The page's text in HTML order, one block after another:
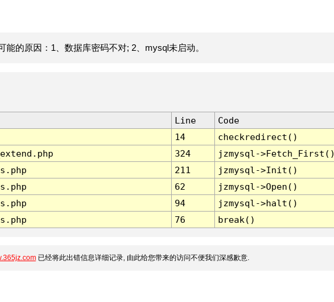
的原因：1、数据库密码不对; 2、mysql未启动。
Line
Code
14
checkredirect()
324
jzmysql-
211
jzmysql->Init()
62
jzmysql->Open()
94
jzmysql->halt()
76 break()
已经将此出错信息详细记录, 由此给您带来的访问不便我们深感歉意.